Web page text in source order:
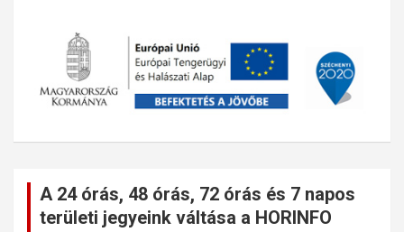
A 24 órás, 48 órás, 72 órás és 7 napos
területi jegyeink váltása a HORINFO